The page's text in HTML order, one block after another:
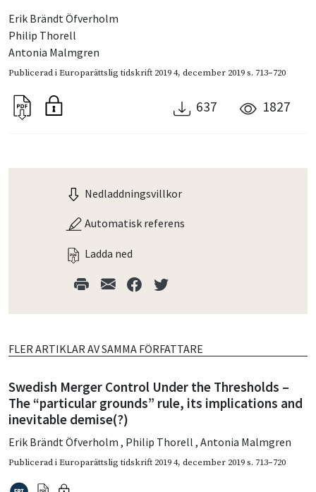
Erik Brändt Öfverholm
Philip Thorell
Antonia Malmgren
Publicerad iEuroparättslig tidskrift 2019 4, december 2019s. 713–720
637 1827
Nedladdningsvillkor
Automatisk referens
Ladda ned
FLER ARTIKLAR AV SAMMA FÖRFATTARE
Swedish Merger Control Under the Thresholds –
The “particular grounds” rule, its implications and
inevitable demise(?)
Erik Brändt Öfverholm , Philip Thorell , Antonia Malmgren
Publicerad iEuroparättslig tidskrift 2019 4, december 2019s. 713–720